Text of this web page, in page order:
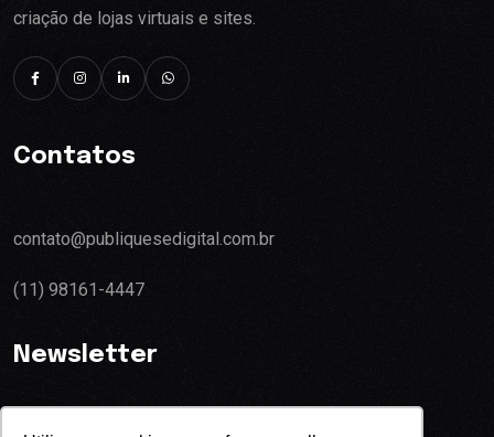
criação de lojas virtuais e sites.
Contatos
contato@publiquesedigital.com.br
(11) 98161-4447
Newsletter